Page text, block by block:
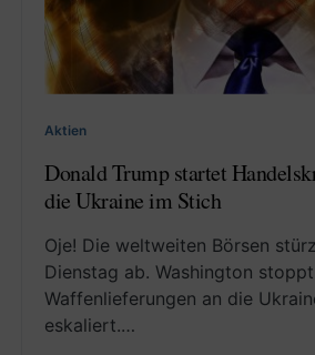
Aktien
Donald Trump startet
die Ukraine im Stich
Oje! Die weltweiten Börsen
Dienstag ab. Washington
Waffenlieferungen an die
eskaliert.…